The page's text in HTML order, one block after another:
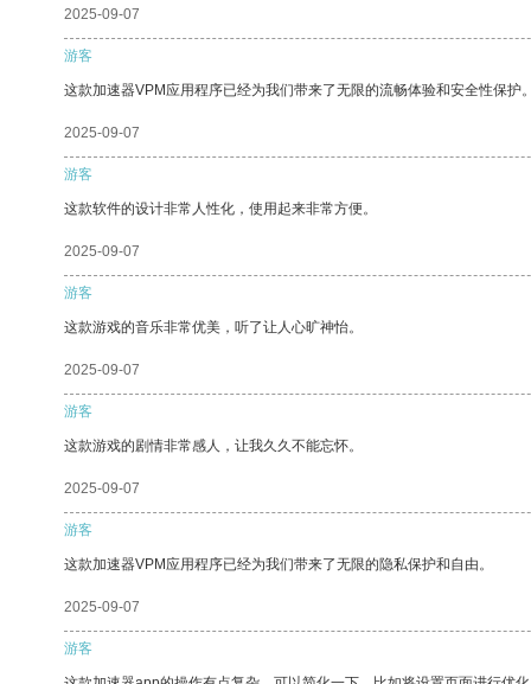
2025-09-07
游客
这款加速器VPM应用程序已经为我们带来了无限的流畅体验和安全性保护
2025-09-07
游客
这款软件的设计非常人性化，使用起来非常方便。
2025-09-07
游客
这款游戏的音乐非常优美，听了让人心旷神怡。
2025-09-07
游客
这款游戏的剧情非常感人，让我久久不能忘怀。
2025-09-07
游客
这款加速器VPM应用程序已经为我们带来了无限的隐私保护和自由。
2025-09-07
游客